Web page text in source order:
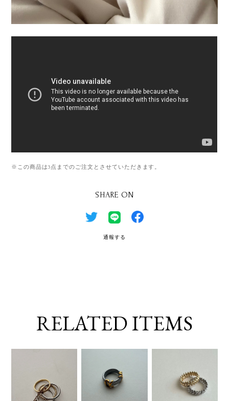
※この商品は3点までのご注文とさせていただきます。
SHARE ON
通報する
RELATED ITEMS